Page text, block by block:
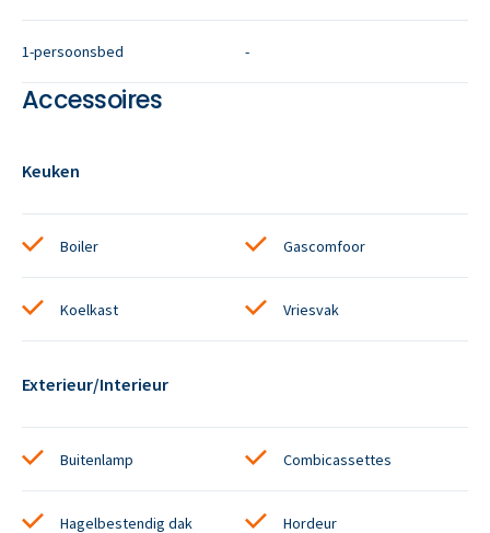
1-persoonsbed -
Accessoires
Keuken
Boiler Gascomfoor
Koelkast Vriesvak
Exterieur/Interieur
Buitenlamp Combicassettes
Hagelbestendig dak Hordeur